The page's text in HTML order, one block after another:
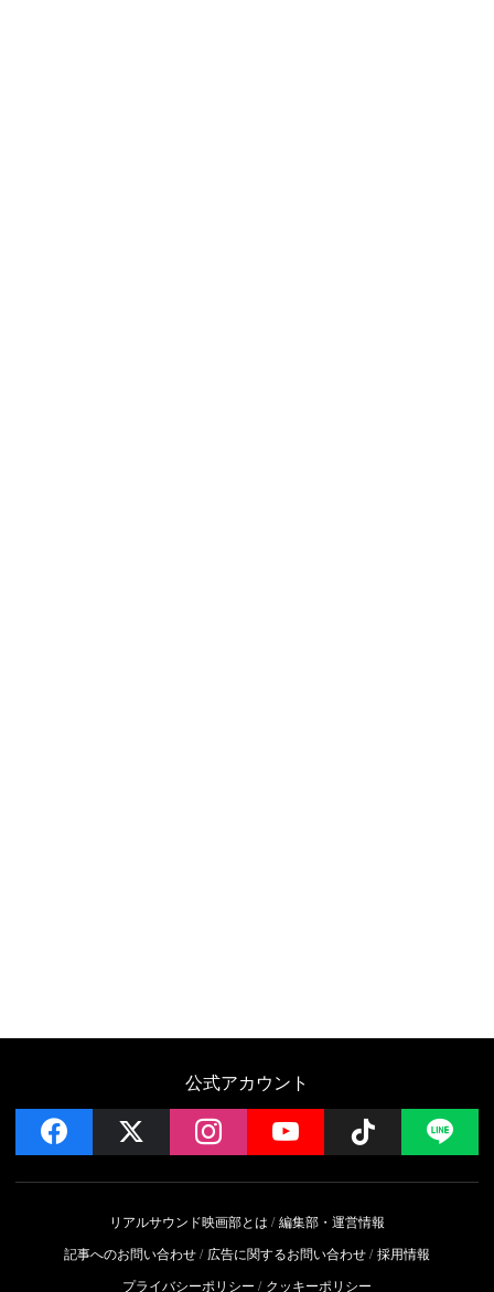
公式アカウント
facebook instagramYouTube Follow
リアルサウンド映画部とは
編集部・運営情報
記事へのお問い合わせ
広告に関するお問い合わせ 採用情報
プライバシーポリシー
クッキーポリシー